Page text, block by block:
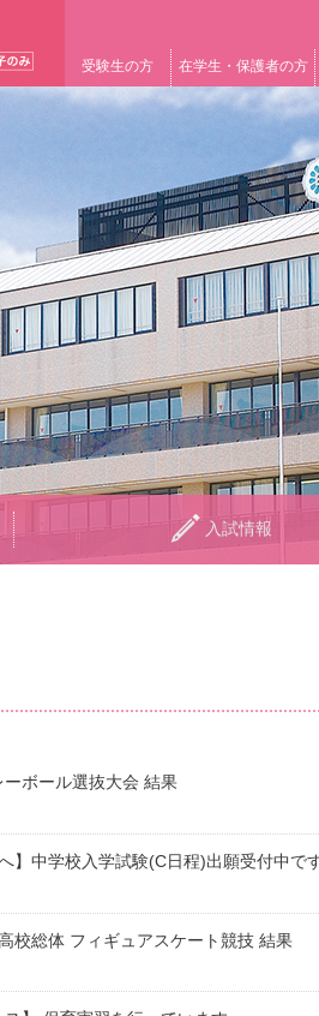
入試情報
受験生の方 在学生・保護者の方
ーボール選抜大会 結果
】中学校入学試験(C日程)出願受付中です
校総体 フィギュアスケート競技 結果